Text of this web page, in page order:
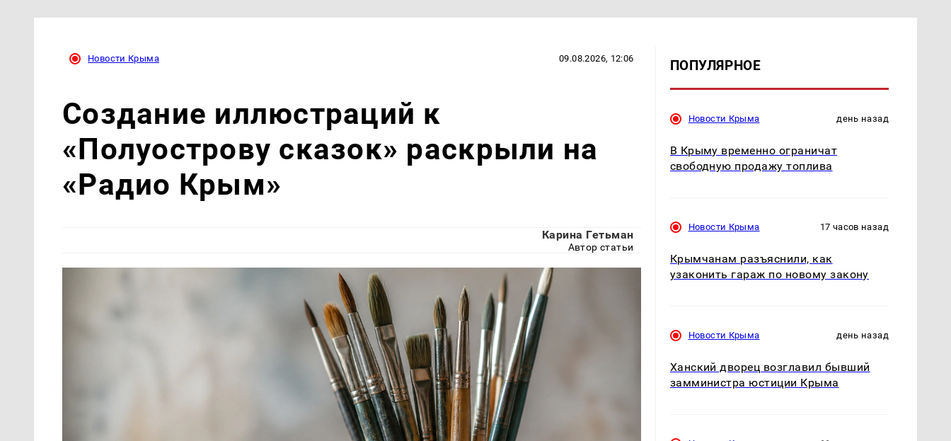
Новости Крыма 09.08.2026, 12:06
Создание иллюстраций к
«Полуострову сказок» раскрыли на
«Радио Крым»
Карина Гетьман
Автор статьи
ПОПУЛЯРНОЕ
Новости Крыма день назад
В Крыму временно ограничат
свободную продажу топлива
Новости Крыма 17 часов назад
Крымчанам разъяснили, как
узаконить гараж по новому закону
Новости Крыма день назад
Ханский дворец возглавил бывший
замминистра юстиции Крыма